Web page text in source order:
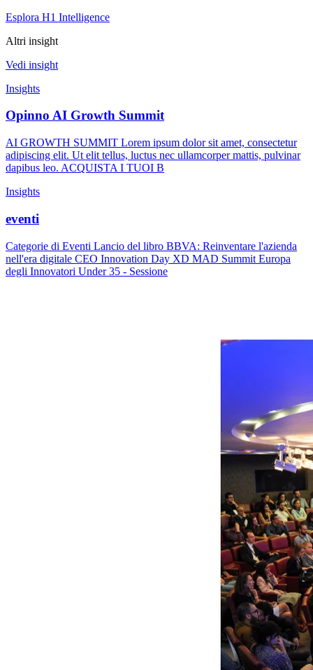
Esplora H1 Intelligence
Altri insight
Vedi insight
Insights
Opinno AI Growth Summit
AI GROWTH SUMMIT Lorem ipsum dolor sit amet, consectetur
adipiscing elit. Ut elit tellus, luctus nec ullamcorper mattis, pulvinar
dapibus leo. ACQUISTA I TUOI B
Insights
eventi
Categorie di Eventi Lancio del libro BBVA: Reinventare l'azienda
nell'era digitale CEO Innovation Day XD MAD Summit Europa
degli Innovatori Under 35 - Sessione